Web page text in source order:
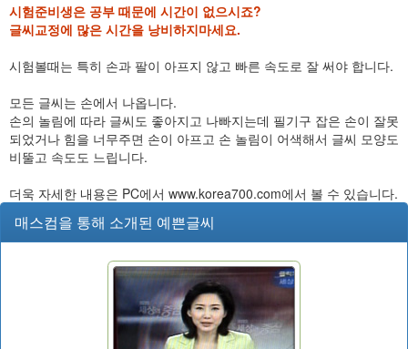
시험준비생은 공부 때문에 시간이 없으시죠?
글씨교정에 많은 시간을 낭비하지마세요.
시험볼때는 특히 손과 팔이 아프지 않고 빠른 속도로 잘 써야 합니다.
모든 글씨는 손에서 나옵니다.
손의 놀림에 따라 글씨도 좋아지고 나빠지는데 필기구 잡은 손이 잘못
되었거나 힘을 너무주면 손이 아프고 손 놀림이 어색해서 글씨 모양도
비뚤고 속도도 느립니다.
더욱 자세한 내용은 PC에서 www.korea700.com에서 볼 수 있습니다.
매스컴을 통해 소개된 예쁜글씨